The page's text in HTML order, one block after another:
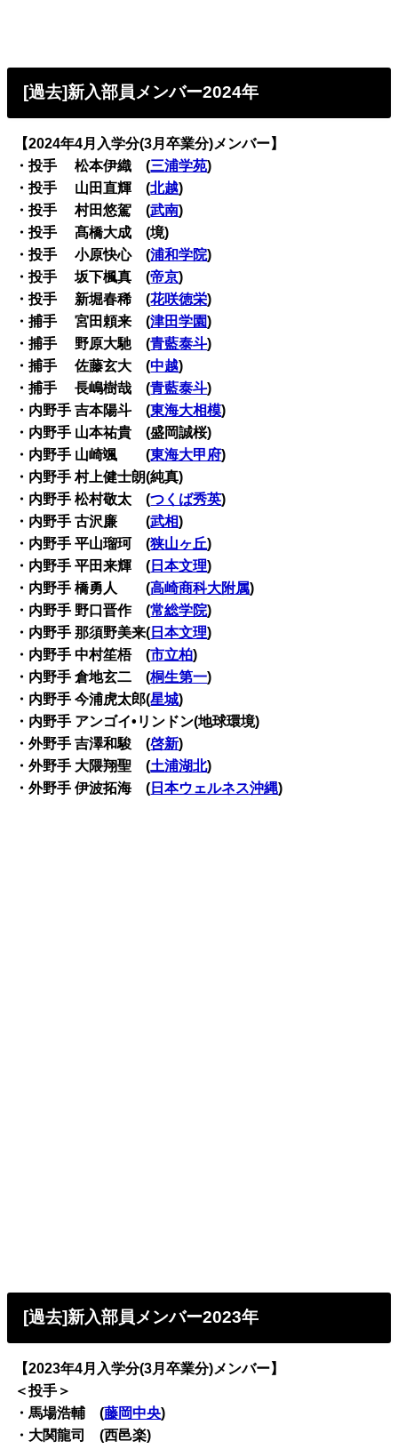
[過去]新入部員メンバー2024年
【2024年4月入学分(3月卒業分)メンバー】
・投手 松本伊織 (三浦学苑)
・投手 山田直輝 (北越)
・投手 村田悠駕 (武南)
・投手 髙橋大成 (境)
・投手 小原快心 (浦和学院)
・投手 坂下楓真 (帝京)
・投手 新堀春稀 (花咲徳栄)
・捕手 宮田頼来 (津田学園)
・捕手 野原大馳 (青藍泰斗)
・捕手 佐藤玄大 (中越)
・捕手 長嶋樹哉 (青藍泰斗)
・内野手 吉本陽斗 (東海大相模)
・内野手 山本祐貴 (盛岡誠桜)
・内野手 山崎颯 (東海大甲府)
・内野手 村上健士朗(純真)
・内野手 松村敬太 (つくば秀英)
・内野手 古沢廉 (武相)
・内野手 平山瑠珂 (狭山ヶ丘)
・内野手 平田来輝 ( 日本文理)
・内野手 橋勇人 (高崎商科大附属)
・内野手 野口晋作 (常総学院)
・内野手 那須野美来( 日本文理)
・内野手 中村笙梧 (市立柏)
・内野手 倉地玄二 (桐生第一)
・内野手 今浦虎太郎(星城)
・内野手 アンゴイ•リンドン(地球環境)
・外野手 吉澤和駿 (啓新)
・外野手 大隈翔聖 (土浦湖北)
・外野手 伊波拓海 ( 日本ウェルネス沖縄)
[過去]新入部員メンバー2023年
【2023年4月入学分(3月卒業分)メンバー】
＜投手＞
・馬場浩輔 (藤岡中央)
・大関龍司 (西邑楽)